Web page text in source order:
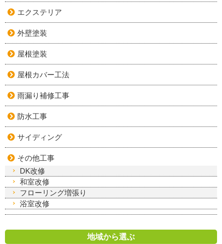
エクステリア
外壁塗装
屋根塗装
屋根カバー工法
雨漏り補修工事
防水工事
サイディング
その他工事
DK改修
和室改修
フローリング増張り
浴室改修
地域から選ぶ